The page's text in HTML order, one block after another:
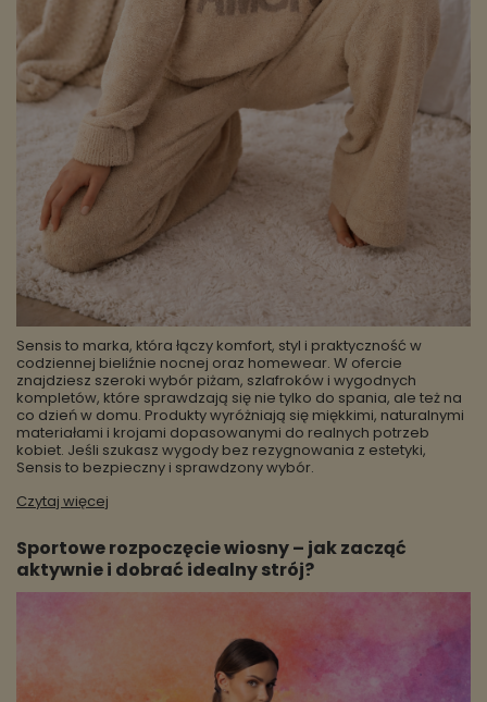
Sensis to marka, która łączy komfort, styl i praktyczność w
codziennej bieliźnie nocnej oraz homewear. W ofercie
znajdziesz szeroki wybór piżam, szlafroków i wygodnych
kompletów, które sprawdzają się nie tylko do spania, ale też na
co dzień w domu. Produkty wyróżniają się miękkimi, naturalnymi
materiałami i krojami dopasowanymi do realnych potrzeb
kobiet. Jeśli szukasz wygody bez rezygnowania z estetyki,
Sensis to bezpieczny i sprawdzony wybór.
Czytaj więcej
Sportowe rozpoczęcie wiosny – jak zacząć
aktywnie i dobrać idealny strój?